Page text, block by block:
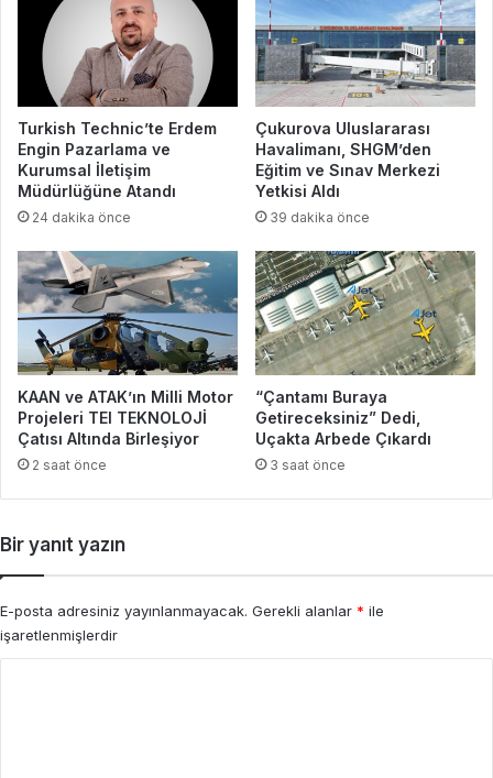
Turkish Technic’te Erdem
Engin Pazarlama ve
Kurumsal İletişim
Müdürlüğüne Atandı
24 dakika önce
Çukurova Uluslararası
Havalimanı, SHGM’den
Eğitim ve Sınav Merkezi
Yetkisi Aldı
39 dakika önce
KAAN ve ATAK’ın Milli Motor
Projeleri TEI TEKNOLOJİ
Çatısı Altında Birleşiyor
2 saat önce
“Çantamı Buraya
Getireceksiniz” Dedi,
Uçakta Arbede Çıkardı
3 saat önce
Bir yanıt yazın
E-posta adresiniz yayınlanmayacak. Gerekli alanlar * ile
işaretlenmişlerdir